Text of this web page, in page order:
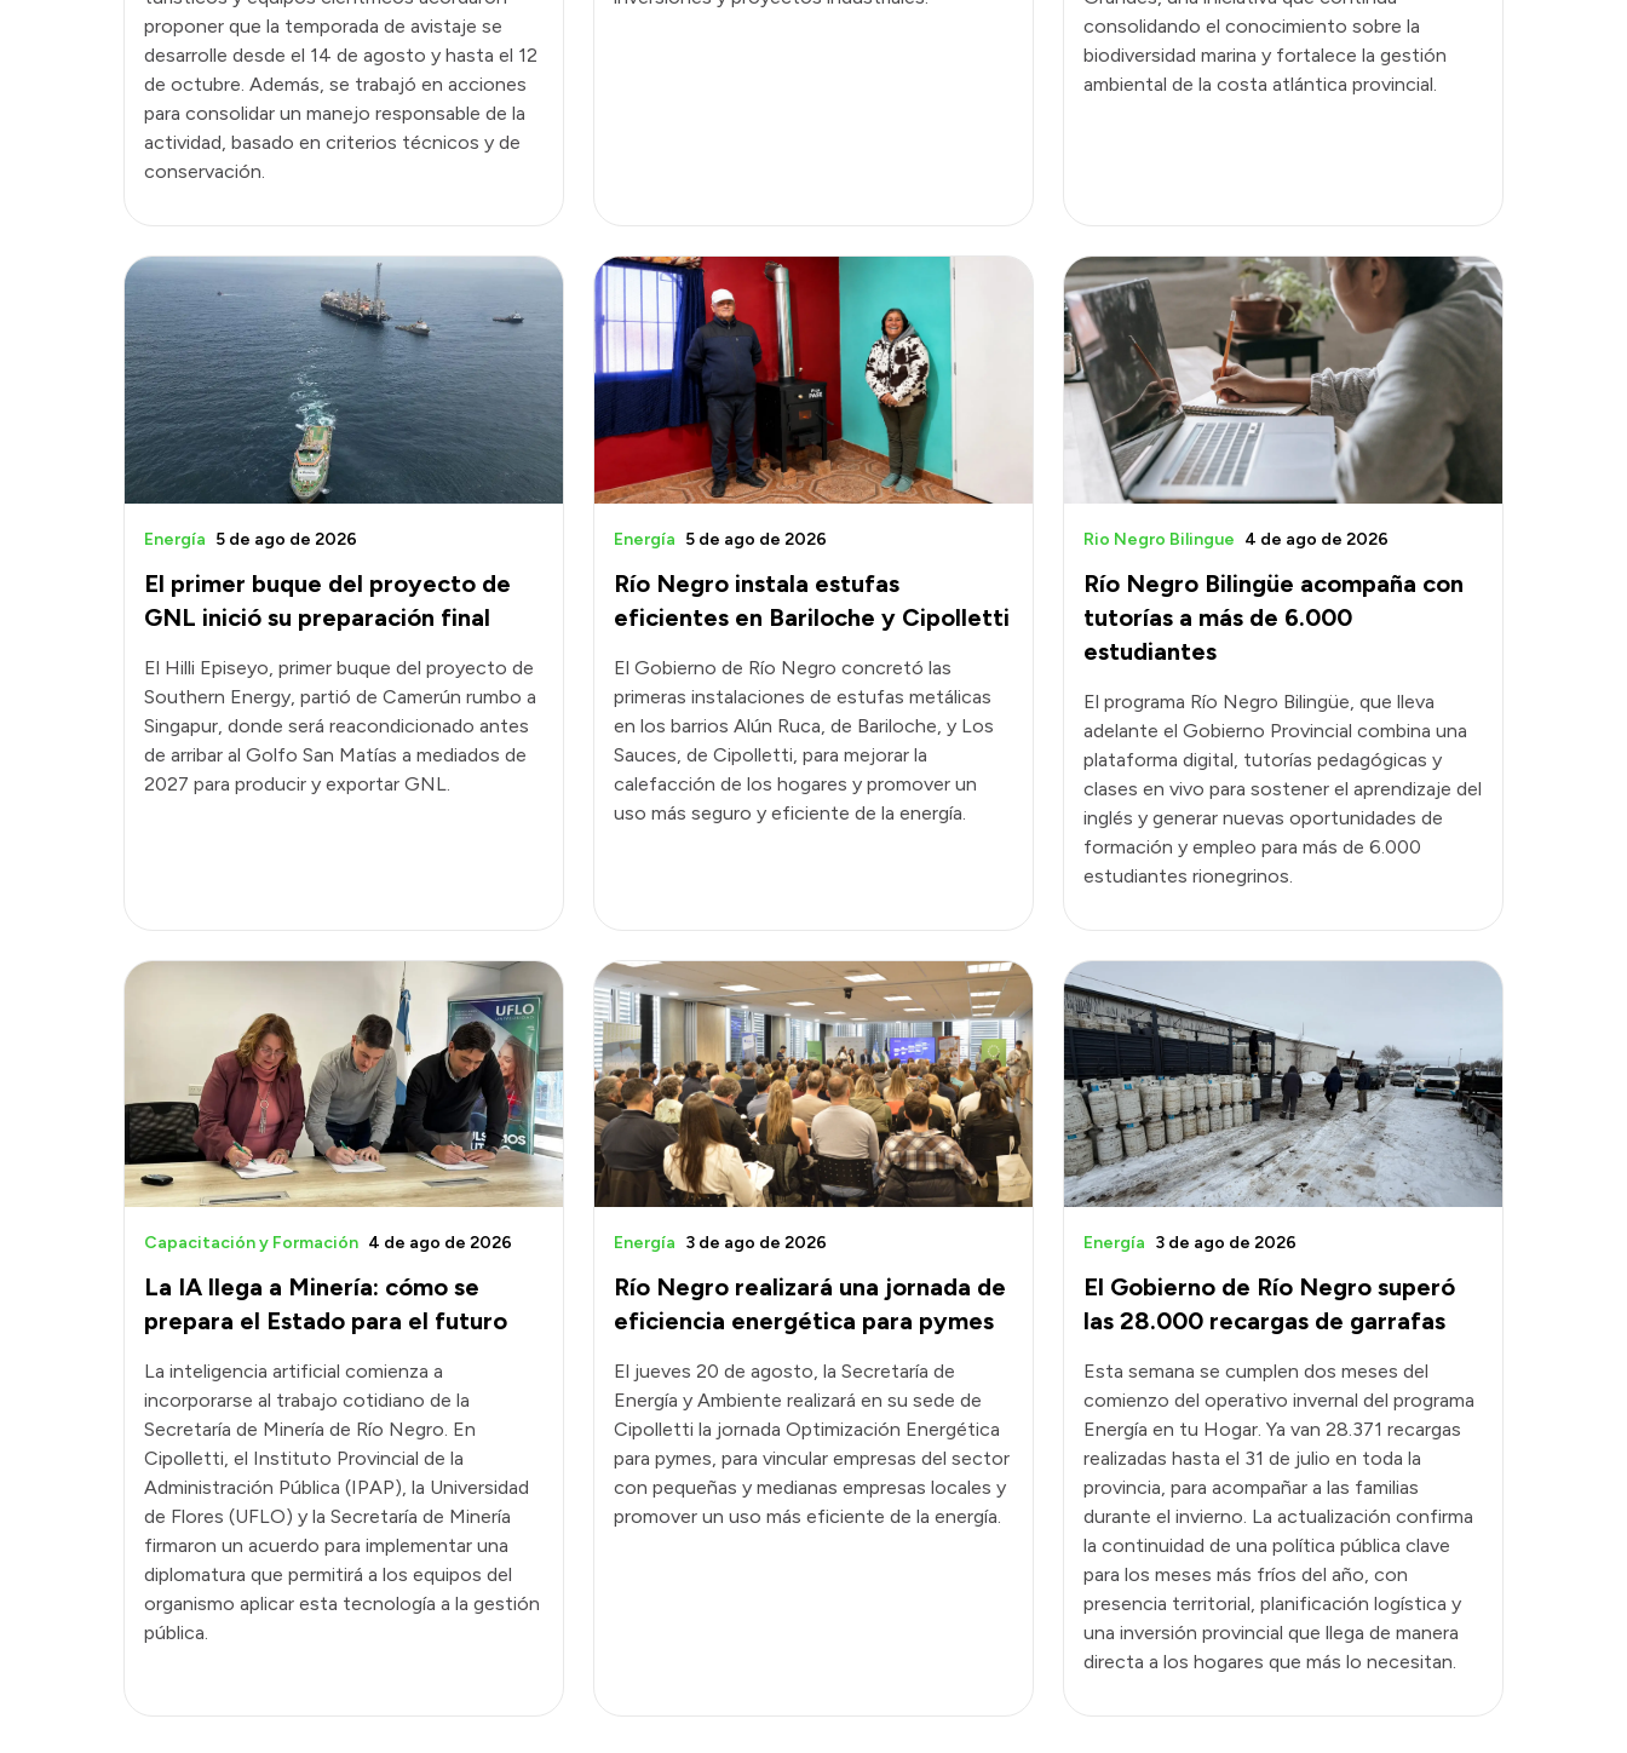
proponer que la temporada de avistaje se
desarrolle desde el 14 de agosto y hasta el 12
de octubre. Además, se trabajó en acciones
para consolidar un manejo responsable de la
actividad, basado en criterios técnicos y de
conservación.
consolidando el conocimiento sobre la
biodiversidad marina y fortalece la gestión
ambiental de la costa atlántica provincial.
El primer buque del proyecto de
GNL inició su preparación final
Energía 5 de ago de 2026
El Hilli Episeyo, primer buque del proyecto de
Southern Energy, partió de Camerún rumbo a
Singapur, donde será reacondicionado antes
de arribar al Golfo San Matías a mediados de
2027 para producir y exportar GNL.
Río Negro instala estufas
eficientes en Bariloche y Cipolletti
Energía 5 de ago de 2026
El Gobierno de Río Negro concretó las
primeras instalaciones de estufas metálicas
en los barrios Alún Ruca, de Bariloche, y Los
Sauces, de Cipolletti, para mejorar la
calefacción de los hogares y promover un
uso más seguro y eficiente de la energía.
Río Negro Bilingüe acompaña con
tutorías a más de 6.000
estudiantes
Rio Negro Bilingue 4 de ago de 2026
El programa Río Negro Bilingüe, que lleva
adelante el Gobierno Provincial combina una
plataforma digital, tutorías pedagógicas y
clases en vivo para sostener el aprendizaje del
inglés y generar nuevas oportunidades de
formación y empleo para más de 6.000
estudiantes rionegrinos.
La IA llega a Minería: cómo se
prepara el Estado para el futuro
Capacitación y Formación 4 de ago de 2026
La inteligencia artificial comienza a
incorporarse al trabajo cotidiano de la
Secretaría de Minería de Río Negro. En
Cipolletti, el Instituto Provincial de la
Administración Pública (IPAP), la Universidad
de Flores (UFLO) y la Secretaría de Minería
firmaron un acuerdo para implementar una
diplomatura que permitirá a los equipos del
organismo aplicar esta tecnología a la gestión
pública.
Río Negro realizará una jornada de
eficiencia energética para pymes
Energía 3 de ago de 2026
El jueves 20 de agosto, la Secretaría de
Energía y Ambiente realizará en su sede de
Cipolletti la jornada Optimización Energética
para pymes, para vincular empresas del sector
con pequeñas y medianas empresas locales y
promover un uso más eficiente de la energía.
El Gobierno de Río Negro superó
las 28.000 recargas de garrafas
Energía 3 de ago de 2026
Esta semana se cumplen dos meses del
comienzo del operativo invernal del programa
Energía en tu Hogar. Ya van 28.371 recargas
realizadas hasta el 31 de julio en toda la
provincia, para acompañar a las familias
durante el invierno. La actualización confirma
la continuidad de una política pública clave
para los meses más fríos del año, con
presencia territorial, planificación logística y
una inversión provincial que llega de manera
directa a los hogares que más lo necesitan.